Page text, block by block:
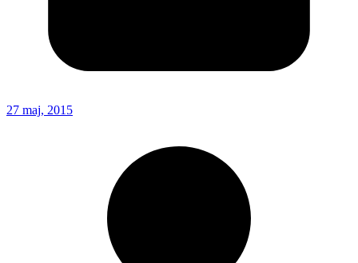
27 maj, 2015